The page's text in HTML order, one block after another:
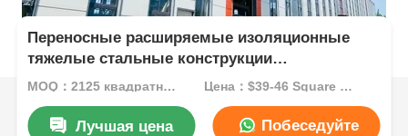
Переносные расширяемые изоляционные
тяжелые стальные конструкции
Строительная архитектура
MOQ：2125 квадратных метров Цена：$39-46 Square Meters
Лучшая цена Побеседуйте